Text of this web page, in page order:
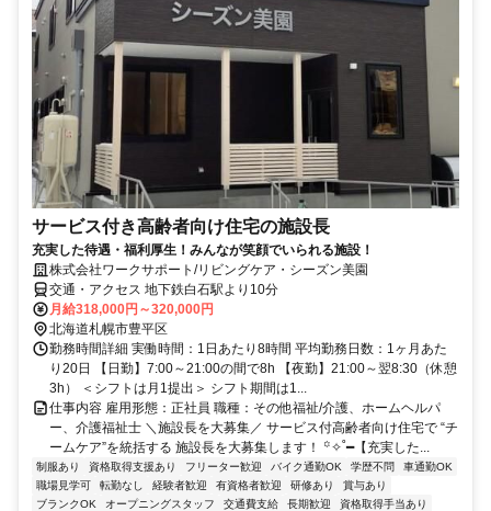
サービス付き高齢者向け住宅の施設長
充実した待遇・福利厚生！みんなが笑顔でいられる施設！
株式会社ワークサポート/リビングケア・シーズン美園
交通・アクセス 地下鉄白石駅より10分
月給318,000円～320,000円
北海道札幌市豊平区
勤務時間詳細 実働時間：1日あたり8時間 平均勤務日数：1ヶ月あた
り20日 【日勤】7:00～21:00の間で8h 【夜勤】21:00～翌8:30（休憩
3h） ＜シフトは月1提出＞ シフト期間は1...
仕事内容 雇用形態：正社員 職種：その他福祉/介護、ホームヘルパ
ー、介護福祉士 ＼施設長を大募集／ サービス付高齢者向け住宅で “チ
ームケア”を統括する 施設長を大募集します！ ꙳✧˚━【充実した...
制服あり 資格取得支援あり フリーター歓迎 バイク通勤OK 学歴不問
車通勤OK
職場見学可
転勤なし 経験者歓迎 有資格者歓迎 研修あり
賞与あり
ブランクOK
オープニングスタッフ 交通費支給 長期歓迎
資格取得手当あり